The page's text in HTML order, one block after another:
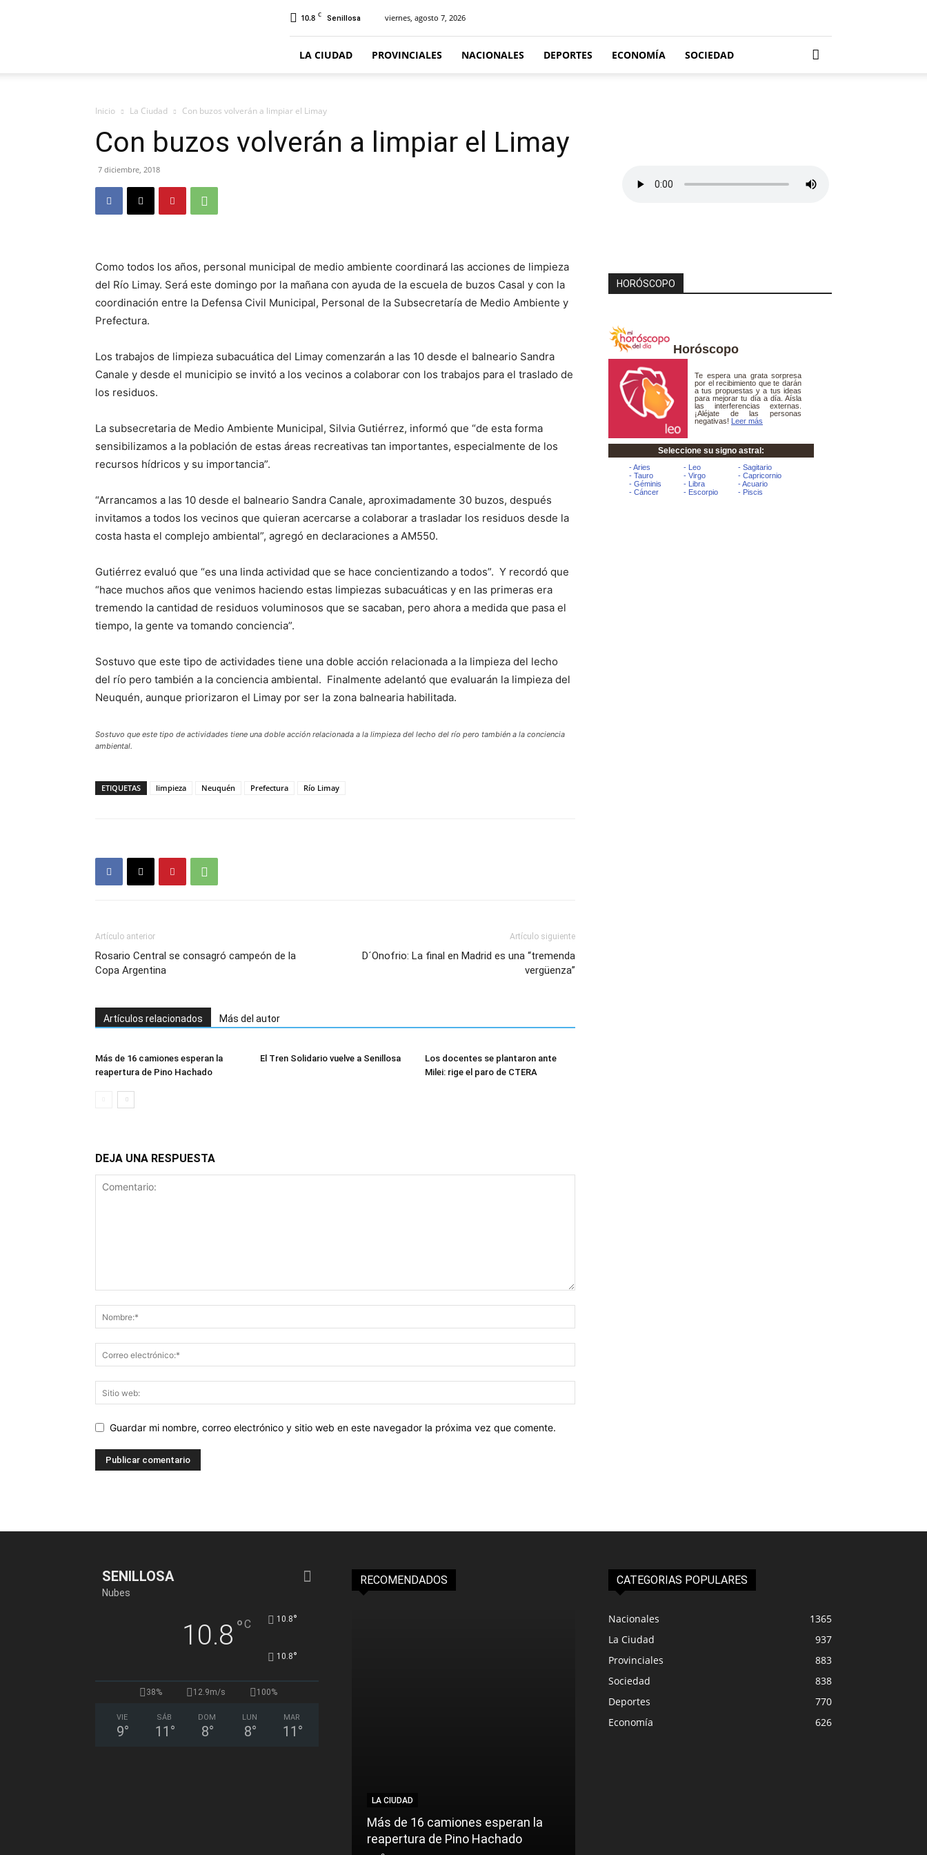
10.8 C Senillosa viernes, agosto 7, 2026
LA CIUDAD PROVINCIALES NACIONALES DEPORTES ECONOMÍA SOCIEDAD
Inicio La Ciudad Con buzos volverán a limpiar el Limay
Con buzos volverán a limpiar el Limay
7 diciembre, 2018
Como todos los años, personal municipal de medio ambiente coordinará las acciones de limpieza
del Río Limay. Será este domingo por la mañana con ayuda de la escuela de buzos Casal y con la
coordinación entre la Defensa Civil Municipal, Personal de la Subsecretaría de Medio Ambiente y
Prefectura.
Los trabajos de limpieza subacuática del Limay comenzarán a las 10 desde el balneario Sandra
Canale y desde el municipio se invitó a los vecinos a colaborar con los trabajos para el traslado de
los residuos.
La subsecretaria de Medio Ambiente Municipal, Silvia Gutiérrez, informó que “de esta forma
sensibilizamos a la población de estas áreas recreativas tan importantes, especialmente de los
recursos hídricos y su importancia”.
“Arrancamos a las 10 desde el balneario Sandra Canale, aproximadamente 30 buzos, después
invitamos a todos los vecinos que quieran acercarse a colaborar a trasladar los residuos desde la
costa hasta el complejo ambiental”, agregó en declaraciones a AM550.
Gutiérrez evaluó que “es una linda actividad que se hace concientizando a todos”. Y recordó que
“hace muchos años que venimos haciendo estas limpiezas subacuáticas y en las primeras era
tremendo la cantidad de residuos voluminosos que se sacaban, pero ahora a medida que pasa el
tiempo, la gente va tomando conciencia”.
Sostuvo que este tipo de actividades tiene una doble acción relacionada a la limpieza del lecho
del río pero también a la conciencia ambiental. Finalmente adelantó que evaluarán la limpieza del
Neuquén, aunque priorizaron el Limay por ser la zona balnearia habilitada.
Sostuvo que este tipo de actividades tiene una doble acción relacionada a la limpieza del lecho del río pero también a la conciencia
ambiental.
ETIQUETAS limpieza Neuquén Prefectura Río Limay
Artículo anterior
Rosario Central se consagró campeón de la
Copa Argentina
Artículo siguiente
D´Onofrio: La final en Madrid es una “tremenda
vergüenza”
Artículos relacionados Más del autor
Más de 16 camiones esperan la
reapertura de Pino Hachado
El Tren Solidario vuelve a Senillosa
Los docentes se plantaron ante
Milei: rige el paro de CTERA
DEJA UNA RESPUESTA
Guardar mi nombre, correo electrónico y sitio web en este navegador la próxima vez que comente.
HORÓSCOPO
Horóscopo
SENILLOSA
Nubes
10.8 °C 10.8°
10.8°
38% 12.9m/s 100%
VIE
9°
SÁB
11 °
DOM
8°
LUN
8°
MAR
11 °
RECOMENDADOS
LA CIUDAD
Más de 16 camiones esperan la
reapertura de Pino Hachado
CATEGORIAS POPULARES
Nacionales
1365
La Ciudad
937
Provinciales
883
Sociedad
838
Deportes
770
Economía
626